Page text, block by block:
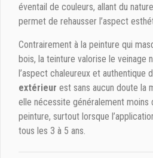
éventail de couleurs, allant du
permet de rehausser l’aspect
Contrairement à la peinture qui
bois, la teinture valorise le veinage
l’aspect chaleureux et authentique
extérieur est sans aucun doute la
elle nécessite généralement moins
peinture, surtout lorsque
tous les 3 à 5 ans.